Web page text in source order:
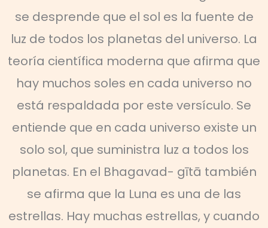
se desprende que el sol es la fuente de
luz de todos los planetas del universo. La
teoría científica moderna que afirma que
hay muchos soles en cada universo no
está respaldada por este versículo. Se
entiende que en cada universo existe un
solo sol, que suministra luz a todos los
planetas. En el Bhagavad- gītā también
se afirma que la Luna es una de las
estrellas. Hay muchas estrellas, y cuando